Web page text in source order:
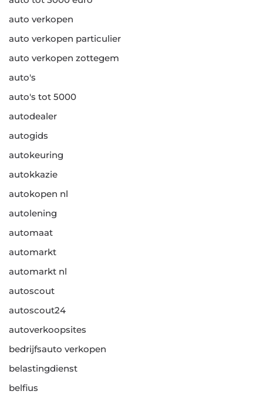
auto verkopen
auto verkopen particulier
auto verkopen zottegem
auto's
auto's tot 5000
autodealer
autogids
autokeuring
autokkazie
autokopen nl
autolening
automaat
automarkt
automarkt nl
autoscout
autoscout24
autoverkoopsites
bedrijfsauto verkopen
belastingdienst
belfius